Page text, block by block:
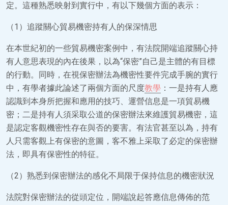
定。這種熟悉映射到實行中，有以下幾個方面的表示：
（1）追蹤關心貿易機密持有人的保深情思
在本世紀初的一些貿易機密案例中，有法院開端追蹤關心持
有人意思表現的內在後果，以為“保密”自己是主體的有目標
的行動。同時，在視保密辦法為機密性要件完成手腕的實行
中，有學者據此論述了兩個方面的尺度教學 ：一是持有人應
認識到本身所把握和應用的技巧、運營信息是一項貿易機
密；二是持有人須采取公道的保密辦法來維護貿易機密，這
是認定客觀機密性存在與否的要害。有法官甚至以為，持有
人只需客觀上有保密的意圖，客不雅上采取了必定的保密辦
法，即具有保密性的特征。
（2）熟悉到保密辦法的感化不局限于保持信息的機密狀況
法院對保密辦法的從頭定位，開端說起答應信息傳佈的范